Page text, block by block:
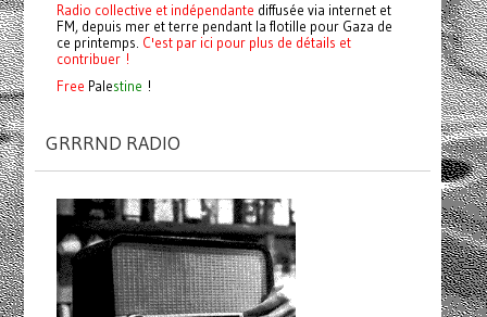
Radio collective et indépendante diffusée via internet et
FM, depuis mer et terre pendant la flotille pour Gaza de
ce printemps. C'est par ici pour plus de détails et
contribuer !
Free Palestine !
GRRRND RADIO